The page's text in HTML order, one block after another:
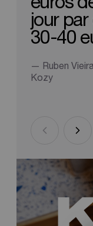
jour par
30-40
— Ruben
Kozy